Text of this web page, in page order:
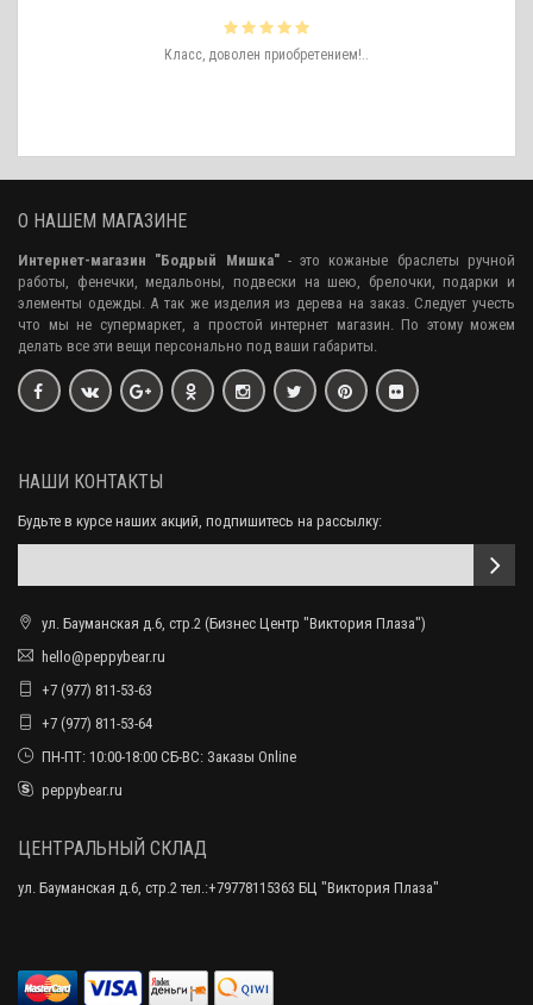
Класс, доволен приобретением!..
О НАШЕМ МАГАЗИНЕ
Интернет-магазин "Бодрый Мишка"- это кожаные браслеты ручной
работы, фенечки, медальоны, подвески на шею, брелочки, подарки и
элементы одежды. А так же изделия из дерева на заказ. Следует учесть
что мы не супермаркет, а простой интернет магазин. По этому можем
делать все эти вещи персонально под ваши габариты.
НАШИ КОНТАКТЫ
Будьте в курсе наших акций, подпишитесь на рассылку:
ул. Бауманская д.6, стр.2 (Бизнес Центр "Виктория Плаза")
hello@peppybear.ru
+7 (977) 811-53-63
+7 (977) 811-53-64
ПН-ПТ: 10:00-18:00 СБ-ВС: Заказы Online
peppybear.ru
ЦЕНТРАЛЬНЫЙ СКЛАД
ул. Бауманская д.6, стр.2 тел.:+79778115363 БЦ "Виктория Плаза"